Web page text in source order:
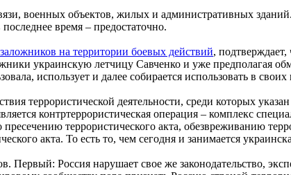
военных объектов, жилых и административных
время – предостаточно.
на территории боевых действий,
украинскую летчицу Савченко и уже предполагая
использует и далее собирается использовать в
террористической деятельности, среди которых
контртеррористическая операция – комплекс
террористического акта, обезвреживанию
акта. То есть то, чем сегодня и занимается
Россия нарушает свое же законодательство,